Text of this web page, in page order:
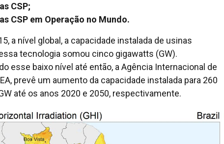
CSP;
CSP em Operação no Mundo.
a nível global, a capacidade instalada de usinas
tecnologia somou cinco gigawatts (GW).
esse baixo nível até então, a Agência Internacional de
prevê um aumento da capacidade instalada para 260
até os anos 2020 e 2050, respectivamente.